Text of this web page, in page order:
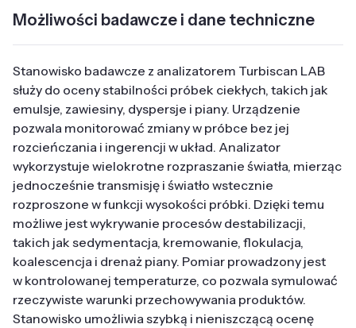
Możliwości badawcze i dane techniczne
Stanowisko badawcze z analizatorem Turbiscan LAB
służy do oceny stabilności próbek ciekłych, takich jak
emulsje, zawiesiny, dyspersje i piany. Urządzenie
pozwala monitorować zmiany w próbce bez jej
rozcieńczania i ingerencji w układ. Analizator
wykorzystuje wielokrotne rozpraszanie światła, mierząc
jednocześnie transmisję i światło wstecznie
rozproszone w funkcji wysokości próbki. Dzięki temu
możliwe jest wykrywanie procesów destabilizacji,
takich jak sedymentacja, kremowanie, flokulacja,
koalescencja i drenaż piany. Pomiar prowadzony jest
w kontrolowanej temperaturze, co pozwala symulować
rzeczywiste warunki przechowywania produktów.
Stanowisko umożliwia szybką i nieniszczącą ocenę